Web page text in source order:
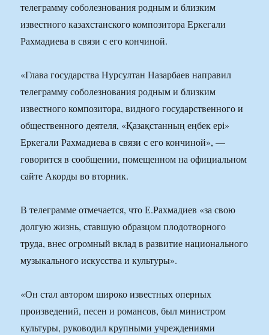
телеграмму соболезнования родным и близким
известного казахстанского композитора Еркегали
Рахмадиева в связи с его кончиной.
«Глава государства Нурсултан Назарбаев направил
телеграмму соболезнования родным и близким
известного композитора, видного государственного и
общественного деятеля, «Қазақстанның еңбек ері»
Еркегали Рахмадиева в связи с его кончиной», —
говорится в сообщении, помещенном на официальном
сайте Акорды во вторник.
В телеграмме отмечается, что Е.Рахмадиев «за свою
долгую жизнь, ставшую образцом плодотворного
труда, внес огромный вклад в развитие национального
музыкального искусства и культуры».
«Он стал автором широко известных оперных
произведений, песен и романсов, был министром
культуры, руководил крупными учреждениями